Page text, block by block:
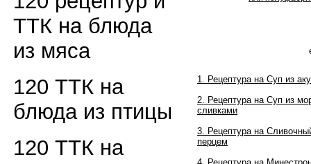
ТТК на блюда
из мяса
120 ТТК на
блюда из птицы
120 ТТК на
1. Рецептура на Суп из
2. Рецептура на Суп из
сливками
3. Рецептура на
перцем